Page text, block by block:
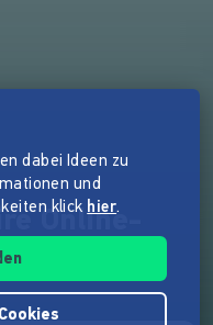
Online-
dabei Ideen zu
und
klick hier.